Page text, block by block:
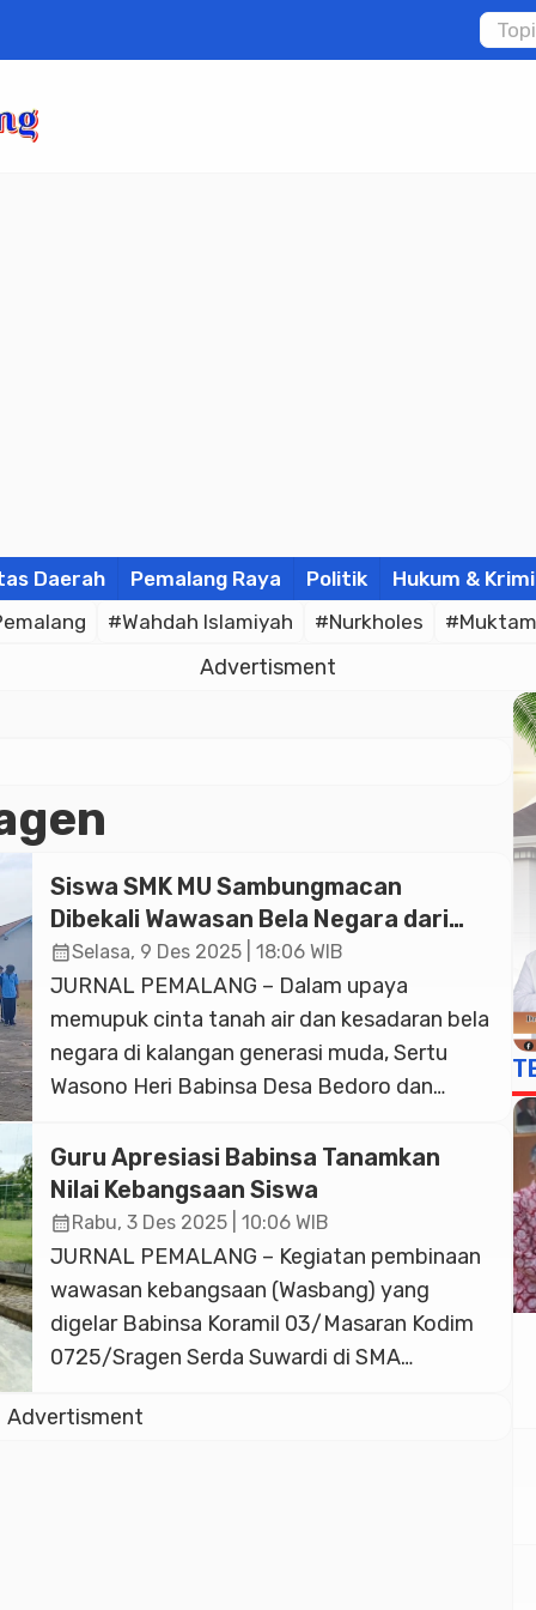
Daerah Pemalang Raya Politik
Hukum &
#Wahdah Islamiyah #Nurkholes
Advertisment
Siswa SMK MU Sambungmacan
Dibekali Wawasan Bela Negara dari
Anggota TNI Koramil 09
Sambungmacan
calendar_monthSelasa, 9 Des 2025 | 18:06 WIB
JURNAL PEMALANG – Dalam upaya
memupuk cinta tanah air dan kesadaran bela
negara di kalangan generasi muda, Sertu
Wasono Heri Babinsa Desa Bedoro dan
0725 Sragen melakukan kegiatan
pembekalan di SMK MU Sambungmacan.
Kegiatan yang dilaksanakan pada Selasa,
(09/12/2025), bertujuan memberikan
pemahaman tentang pentingnya
mempertahankan identitas bangsa serta
menjaga nilai-nilai […]
Guru Apresiasi Babinsa Tanamkan
Nilai Kebangsaan Siswa
calendar_monthRabu, 3 Des 2025 | 10:06 WIB
JURNAL PEMALANG – Kegiatan pembinaan
wawasan kebangsaan (Wasbang) yang
digelar Babinsa Koramil 03/Masaran Kodim
0725/Sragen Serda Suwardi di SMA
(02/12/2025), mendapat sambutan positif
Advertisment